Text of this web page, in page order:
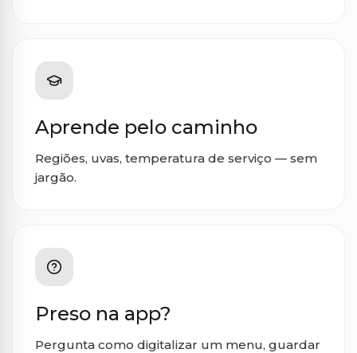
Aprende pelo caminho
Regiões, uvas, temperatura de serviço — sem
jargão.
Preso na app?
Pergunta como digitalizar um menu, guardar